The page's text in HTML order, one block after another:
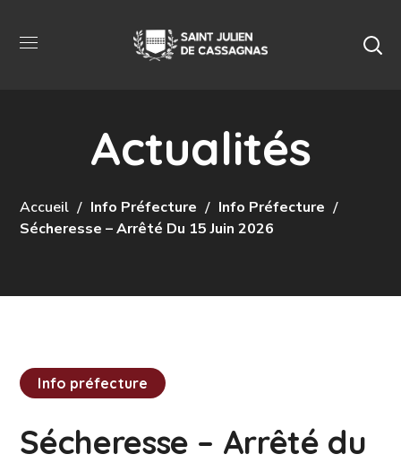
Actualités
Accueil Info Préfecture
Info Préfecture
Sécheresse – Arrêté Du 15 Juin 2026
Info préfecture
Sécheresse – Arrêté du